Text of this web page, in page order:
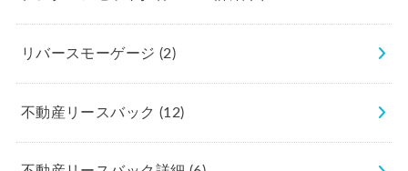
リバースモーゲージ (2)
不動産リースバック (12)